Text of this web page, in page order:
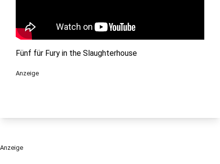
Fünf für Fury in the Slaughterhouse
Anzeige
Anzeige